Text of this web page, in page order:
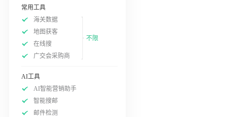
常用工具
海关数据
地图获客
在线搜
广交会采购商
不限
AI工具
AI智能营销助手
智能搜邮
邮件检测